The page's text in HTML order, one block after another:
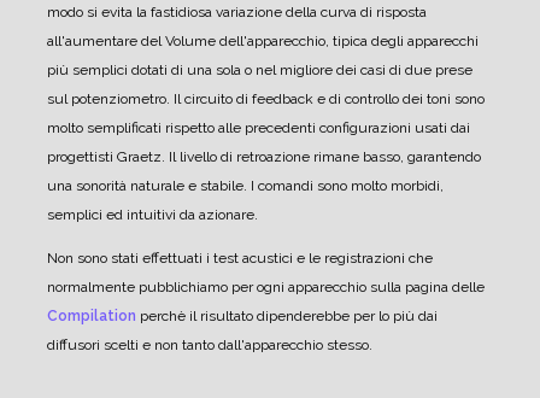
modo si evita la fastidiosa variazione della curva di risposta
all'aumentare del Volume dell'apparecchio, tipica degli apparecchi
più semplici dotati di una sola o nel migliore dei casi di due prese
sul potenziometro. Il circuito di feedback e di controllo dei toni sono
molto semplificati rispetto alle precedenti configurazioni usati dai
progettisti Graetz. Il livello di retroazione rimane basso, garantendo
una sonorità naturale e stabile. I comandi sono molto morbidi,
semplici ed intuitivi da azionare.
Non sono stati effettuati i test acustici e le registrazioni che
normalmente pubblichiamo per ogni apparecchio sulla pagina delle
Compilation perchè il risultato dipenderebbe per lo più dai
diffusori scelti e non tanto dall'apparecchio stesso.